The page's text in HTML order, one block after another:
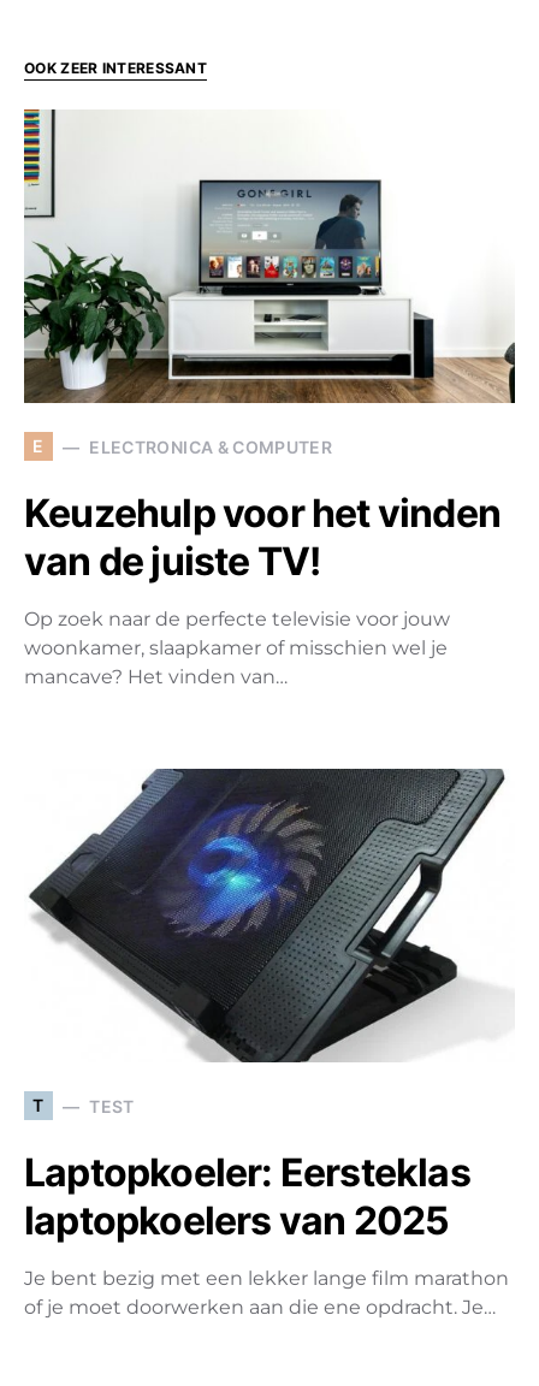
OOK ZEER INTERESSANT
E ELECTRONICA & COMPUTER
Keuzehulp voor het vinden
van de juiste TV!
Op zoek naar de perfecte televisie voor jouw
woonkamer, slaapkamer of misschien wel je
mancave? Het vinden van…
T TEST
Laptopkoeler: Eersteklas
laptopkoelers van 2025
Je bent bezig met een lekker lange film marathon
of je moet doorwerken aan die ene opdracht. Je…